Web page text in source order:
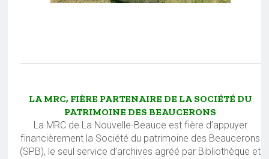
LA MRC, FIÈRE PARTENAIRE DE LA SOCIÉTÉ DU
PATRIMOINE DES BEAUCERONS
La MRC de La Nouvelle-Beauce est fière d’appuyer
financièrement la Société du patrimoine des Beaucerons
(SPB), le seul service d’archives agréé par Bibliothèque et